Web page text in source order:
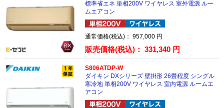
標準省エネ 単相200V ワイヤレス 室外電源 ルー
ムエアコン
通常価格(税込)：957,000 円
販売価格(税込)：331,340 円
S806ATDP-W
ダイキン DXシリーズ 壁掛形 26畳程度 シングル
寒冷地 単相200V ワイヤレス 室内電源 ルームエ
アコン